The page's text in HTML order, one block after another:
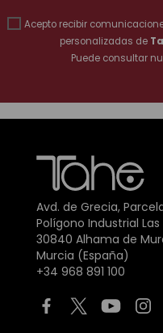
Acepto recibir
personalizadas de
Puede consultar
Avd. de Grecia,
Polígono Industrial Las
30840 Alhama de
Murcia (España)
+34 968 891 100